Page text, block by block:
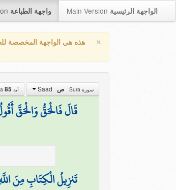
واجهة الطباعة Main Version الواجهة الرئيسية
× هذه هي الواجهة المخصصة
سورة Sura ص آية Aya 85
قَالَ فَالْحَقُّ وَالْحَقَّ
تَنزِيلُ الْكِتَابِ مِنَ